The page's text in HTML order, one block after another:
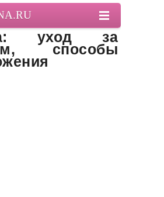
уход за
способы